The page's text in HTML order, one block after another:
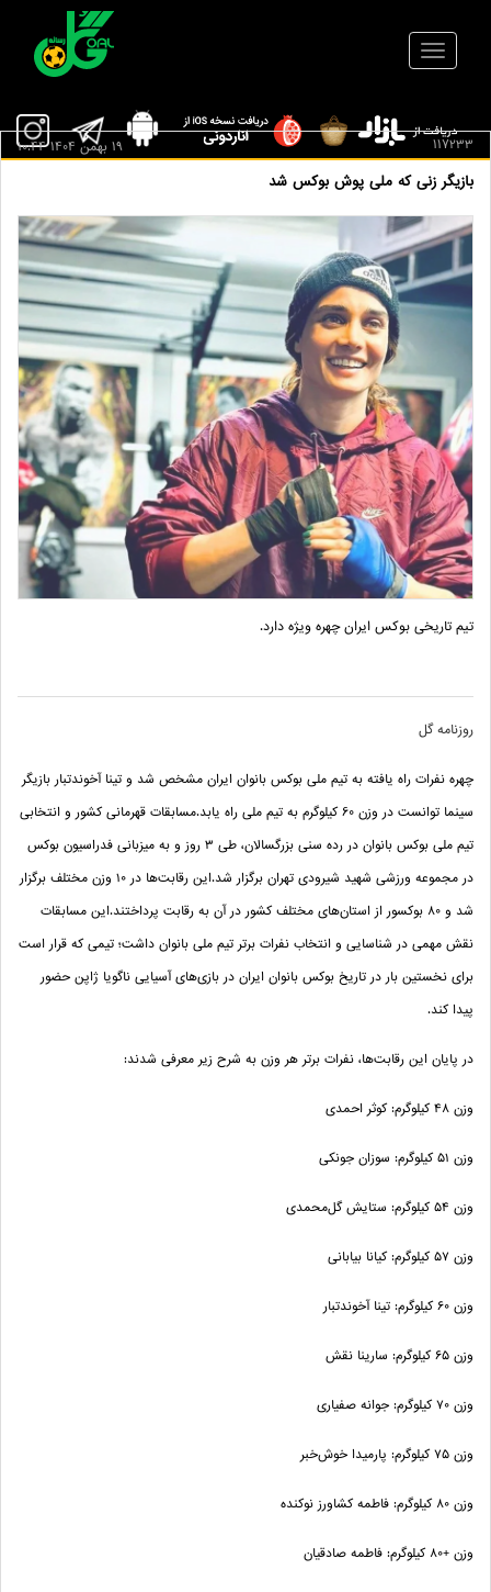
117233
بازیگر زنی که ملی پوش بوکس شد
19 بهمن 1404 10:44
تیم تاریخی بوکس ایران چهره ویژه دارد.
روزنامه گل
چهره نفرات راه یافته به تیم ملی بوکس بانوان ایران مشخص شد و تینا آخوندتبار بازیگر
سینما توانست در وزن 60 کیلوگرم به تیم ملی راه یابد
.مسابقات قهرمانی کشور و انتخابی
تیم ملی بوکس بانوان در رده سنی بزرگسالان، طی ۳ روز و به میزبانی فدراسیون بوکس
در مجموعه ورزشی شهید شیرودی تهران برگزار شد.این رقابت‌ها در ۱۰ وزن مختلف برگزار
شد و ۸۰ بوکسور از استان‌های مختلف کشور در آن به رقابت پرداختند.این مسابقات
نقش مهمی در شناسایی و انتخاب نفرات برتر تیم ملی بانوان داشت؛ تیمی که قرار است
برای نخستین بار در تاریخ بوکس بانوان ایران در بازی‌های آسیایی ناگویا ژاپن حضور
پیدا کند.
در پایان این رقابت‌ها، نفرات برتر هر وزن به شرح زیر معرفی شدند:
وزن ۴۸کیلوگرم: کوثر احمدی
وزن ۵۱کیلوگرم: سوزان جونکی
وزن ۵۴کیلوگرم: ستایش گل‌محمدی
وزن ۵۷کیلوگرم: کیانا بیابانی
وزن ۶۰کیلوگرم: تینا آخوندتبار
وزن ۶۵کیلوگرم: سارینا نقش
وزن ۷۰کیلوگرم: جوانه صفیاری
وزن ۷۵کیلوگرم: پارمیدا خوش‌خبر
وزن ۸۰ کیلوگرم: فاطمه کشاورز نوکنده
وزن +۸۰ کیلوگرم: فاطمه صادقیان